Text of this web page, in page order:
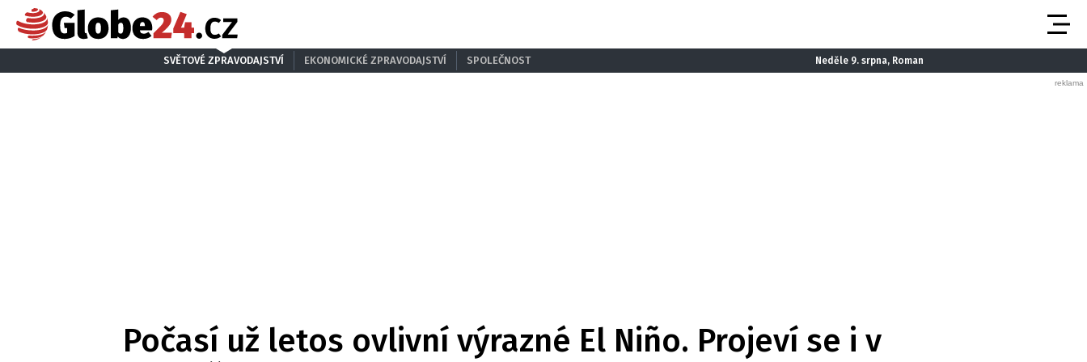
SVĚTOVÉ ZPRAVODAJSTVÍ EKONOMICKÉ ZPRAVODAJSTVÍ SPOLEČNOST Neděle 9. srpna, Roman
Počasí už letos ovlivní výrazné El Niño. Projeví se i v